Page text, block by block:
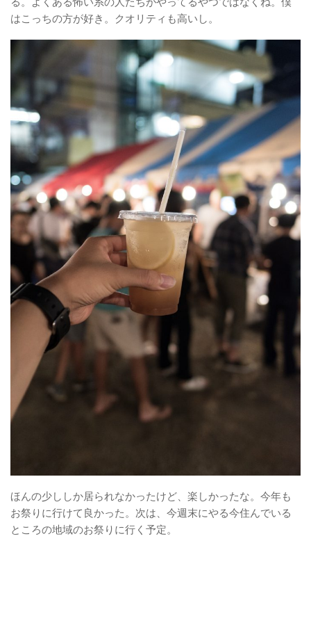
はこっちの方が好き。クオリティも高いし。
ほんの少ししか居られなかったけど、楽しかったな。今年も
お祭りに行けて良かった。次は、今週末にやる今住んでいる
ところの地域のお祭りに行く予定。